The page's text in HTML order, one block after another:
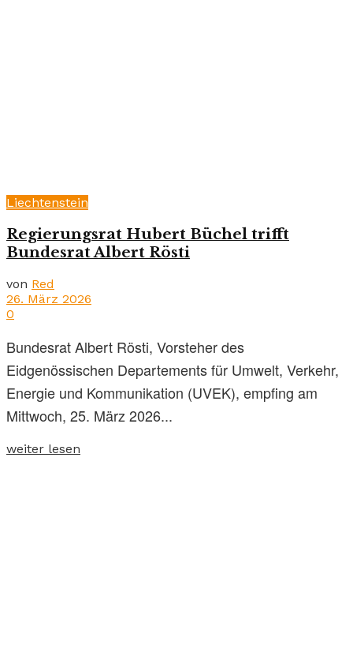
Liechtenstein
Regierungsrat Hubert Büchel trifft
Bundesrat Albert Rösti
von Red
26. März 2026
0
Bundesrat Albert Rösti, Vorsteher des
Eidgenössischen Departements für Umwelt, Verkehr,
Energie und Kommunikation (UVEK), empfing am
Mittwoch, 25. März 2026...
weiter lesen